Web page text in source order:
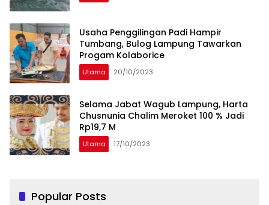
Usaha Penggilingan Padi Hampir
Tumbang, Bulog Lampung Tawarkan
Progam Kolaborice
Utama 20/10/2023
Selama Jabat Wagub Lampung, Harta
Chusnunia Chalim Meroket 100 % Jadi
Rp19,7 M
Utama 17/10/2023
Popular Posts